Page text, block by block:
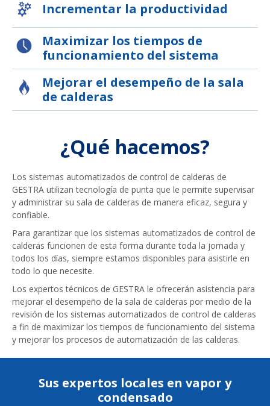
Incrementar la productividad
Maximizar los tiempos de
funcionamiento del sistema
Mejorar el desempeño de la sala
de calderas
¿Qué hacemos?
Los sistemas automatizados de control de calderas de
GESTRA utilizan tecnología de punta que le permite supervisar
y administrar su sala de calderas de manera eficaz, segura y
confiable.
Para garantizar que los sistemas automatizados de control de
calderas funcionen de esta forma durante toda la jornada y
todos los días, siempre estamos disponibles para asistirle en
todo lo que necesite.
Los expertos técnicos de GESTRA le ofrecerán asistencia para
mejorar el desempeño de la sala de calderas por medio de la
revisión de los sistemas automatizados de control de calderas
a fin de maximizar los tiempos de funcionamiento del sistema
y mejorar los procesos de automatización de las calderas.
Sus expertos locales en vapor y
condensado